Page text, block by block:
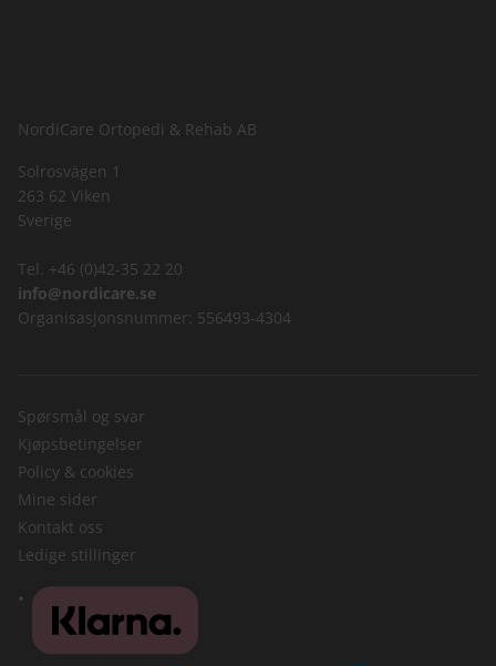
NordiCare Ortopedi & Rehab AB
Solrosvägen 1
263 62 Viken
Sverige
Tel. +46 (0)42-35 22 20
info@nordicare.se
Organisasjonsnummer: 556493-4304
Spørsmål og svar
Kjøpsbetingelser
Policy & cookies
Mine sider
Kontakt oss
Ledige stillinger